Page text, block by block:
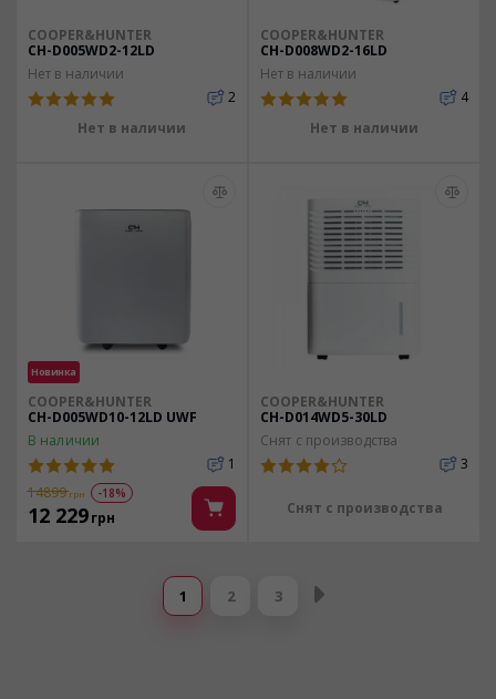
COOPER&HUNTER
CH-D005WD2-12LD
Нет в наличии
2
Нет в наличии
COOPER&HUNTER
CH-D008WD2-16LD
Нет в наличии
4
Нет в наличии
Новинка
COOPER&HUNTER
CH-D005WD10-12LD UWF
В наличии
1
14899 грн -18%
12 229грн
COOPER&HUNTER
CH-D014WD5-30LD
Снят с производства
3
Снят с производства
1 2 3